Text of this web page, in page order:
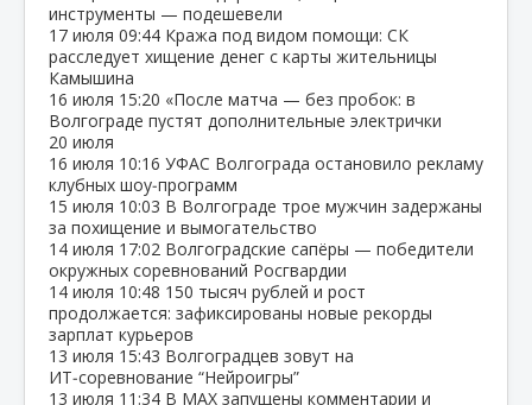
инструменты — подешевели
17 июля 09:44 Кража под видом помощи: СК
расследует хищение денег с карты жительницы
Камышина
16 июля 15:20 «После матча — без пробок: в
Волгограде пустят дополнительные электрички
20 июля
16 июля 10:16 УФАС Волгограда остановило рекламу
клубных шоу‑программ
15 июля 10:03 В Волгограде трое мужчин задержаны
за похищение и вымогательство
14 июля 17:02 Волгоградские сапёры — победители
окружных соревнований Росгвардии
14 июля 10:48 150 тысяч рублей и рост
продолжается: зафиксированы новые рекорды
зарплат курьеров
13 июля 15:43 Волгоградцев зовут на
ИТ‑соревнование “Нейроигры”
13 июля 11:34 В МАХ запущены комментарии и